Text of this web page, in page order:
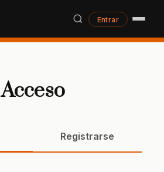
Entrar
Acceso
Registrarse